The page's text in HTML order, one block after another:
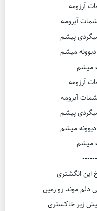
آرزومه
آبرومه
پیشم
میشم
میشم
آرزومه
آبرومه
پیشم
میشم
میشم
این انگشتری
دلم موند رو زمین
زیر خاکستری